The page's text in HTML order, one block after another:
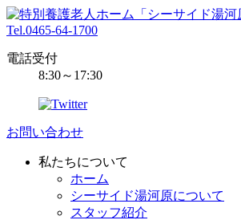
Tel.0465-64-1700
電話受付
8:30～17:30
お問い合わせ
私たちについて
ホーム
シーサイド湯河原について
スタッフ紹介